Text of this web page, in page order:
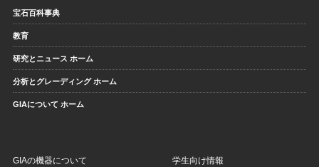
宝石百科事典
教育
研究とニュース ホーム
分析とグレーディング ホーム
GIAについて ホーム
GIAの機器について 学生向け情報